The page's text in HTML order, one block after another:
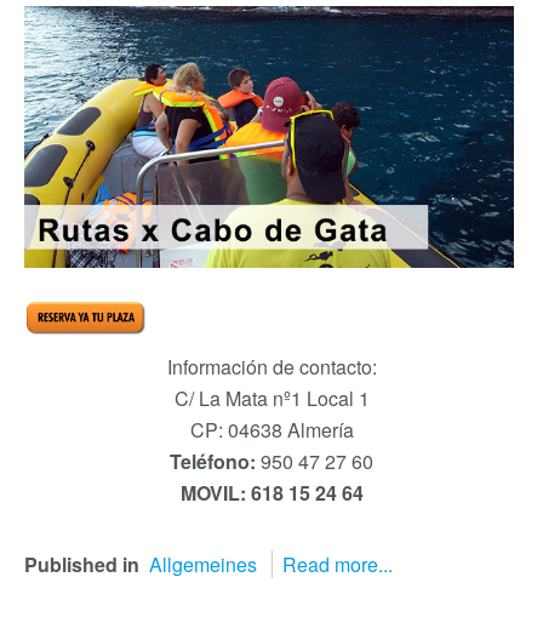
Información de contacto:
C/ La Mata nº1 Local 1
CP: 04638 Almería
Teléfono: 950 47 27 60
MOVIL: 618 15 24 64
Published in Allgemeines Read more...